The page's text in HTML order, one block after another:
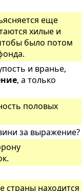
еще
хилые и
было потом
и вранье,
, а только
половых
за выражение?
страны находится